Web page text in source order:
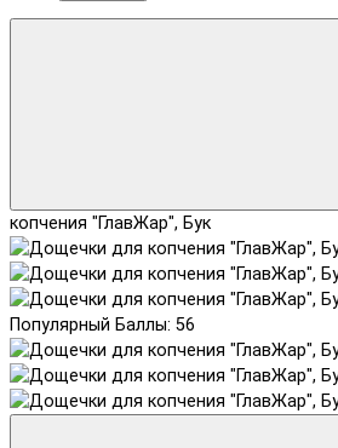
копчения "ГлавЖар", Бук
Популярный Баллы: 56